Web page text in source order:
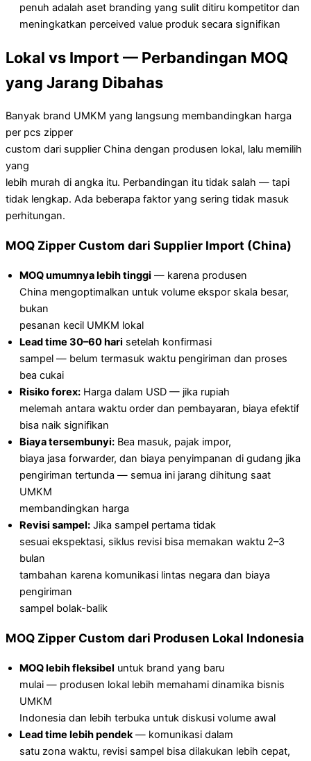
penuh adalah aset branding yang sulit ditiru kompetitor dan
meningkatkan perceived value produk secara signifikan
Lokal vs Import — Perbandingan MOQ
yang Jarang Dibahas
Banyak brand UMKM yang langsung membandingkan harga
per pcs zipper
custom dari supplier China dengan produsen lokal, lalu memilih
yang
lebih murah di angka itu. Perbandingan itu tidak salah — tapi
tidak lengkap. Ada beberapa faktor yang sering tidak masuk
perhitungan.
MOQ Zipper Custom dari Supplier Import (China)
MOQ umumnya lebih tinggi — karena produsen
China mengoptimalkan untuk volume ekspor skala besar,
bukan
pesanan kecil UMKM lokal
Lead time 30–60 hari setelah konfirmasi
sampel — belum termasuk waktu pengiriman dan proses
bea cukai
Risiko forex: Harga dalam USD — jika rupiah
melemah antara waktu order dan pembayaran, biaya efektif
bisa naik signifikan
Biaya tersembunyi: Bea masuk, pajak impor,
biaya jasa forwarder, dan biaya penyimpanan di gudang jika
pengiriman tertunda — semua ini jarang dihitung saat
UMKM
membandingkan harga
Revisi sampel: Jika sampel pertama tidak
sesuai ekspektasi, siklus revisi bisa memakan waktu 2–3
bulan
tambahan karena komunikasi lintas negara dan biaya
pengiriman
sampel bolak-balik
MOQ Zipper Custom dari Produsen Lokal Indonesia
MOQ lebih fleksibel untuk brand yang baru
mulai — produsen lokal lebih memahami dinamika bisnis
UMKM
Indonesia dan lebih terbuka untuk diskusi volume awal
Lead time lebih pendek— komunikasi dalam
satu zona waktu, revisi sampel bisa dilakukan lebih cepat,